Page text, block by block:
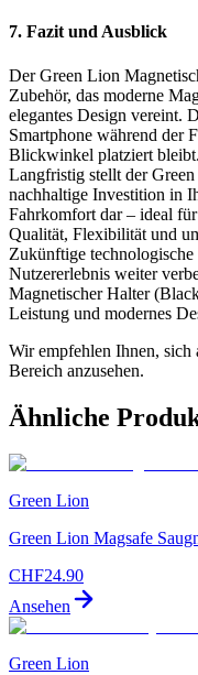
7. Fazit und Ausblick
Der Green Lion
Zubehör, das moderne
elegantes Design vereint.
Smartphone während der
Blickwinkel platziert bleibt.
Langfristig stellt der
nachhaltige Investition in
Fahrkomfort dar – ideal
Qualität, Flexibilität und
Zukünftige
Nutzererlebnis weiter
Magnetischer Halter
Leistung und modernes
Wir empfehlen Ihnen, sich
Bereich anzusehen.
Ähnliche
Green Lion
Green Lion Magsafe
CHF24.90
Ansehen
Green Lion